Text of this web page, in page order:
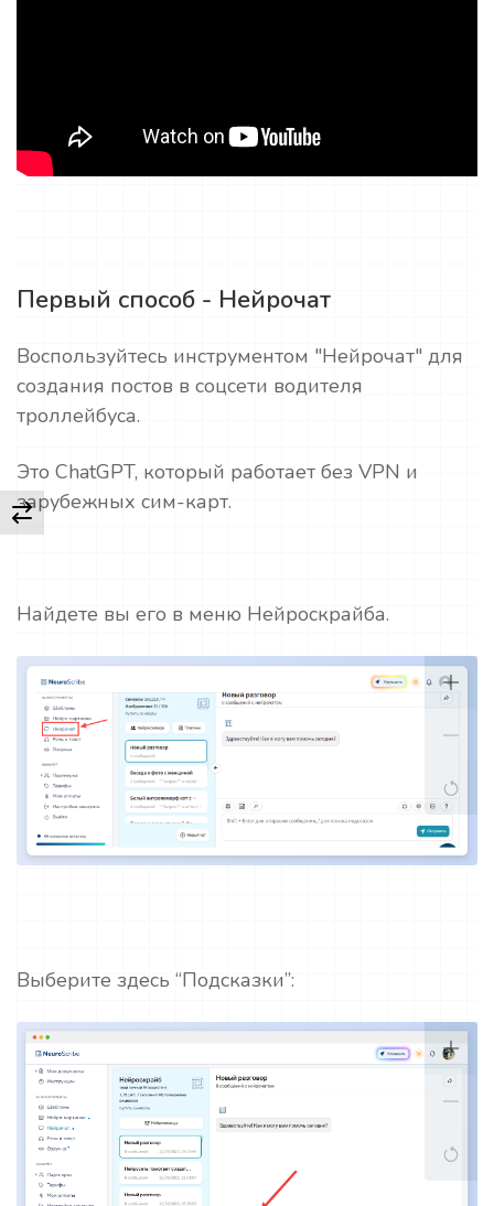
Первый способ - Нейрочат
Воспользуйтесь инструментом "Нейрочат" для
создания постов в соцсети водителя
троллейбуса.
Это ChatGPT, который работает без VPN и
зарубежных сим-карт.
Найдете вы его в меню Нейроскрайба.
Выберите здесь “Подсказки”: